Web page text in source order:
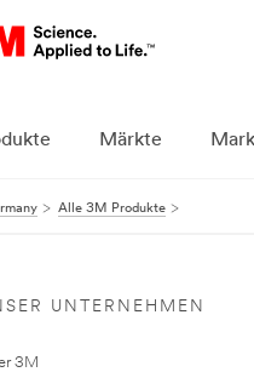
Märkte
Alle 3M Produkte
UNTERNEHMEN
3M